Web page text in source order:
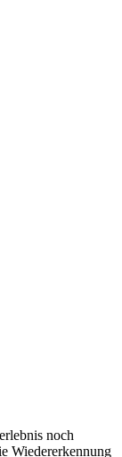
noch
Wiedererkennung